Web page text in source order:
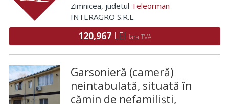
Zimnicea, judetul Teleorman
INTERAGRO S.R.L.
120,967 LEI fara TVA
Garsonieră (cameră)
neintabulată, situată în
cămin de nefamiliști,